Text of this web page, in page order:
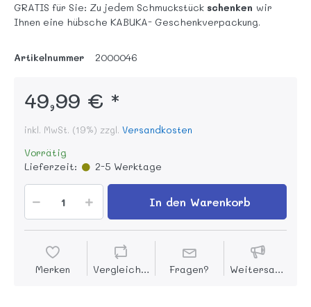
GRATIS für Sie: Zu jedem Schmuckstück schenken wir
Ihnen eine hübsche KABUKA- Geschenkverpackung.
Artikelnummer 2000046
49,99 € *
inkl. MwSt. (19%) zzgl. Versandkosten
Vorrätig
Lieferzeit:
2-5 Werktage
In den Warenkorb
Merken Vergleichen Fragen? Weitersagen